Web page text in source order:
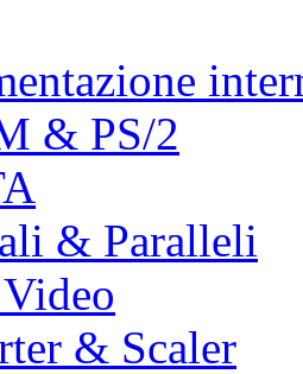
& PS/2
& Paralleli
& Scaler